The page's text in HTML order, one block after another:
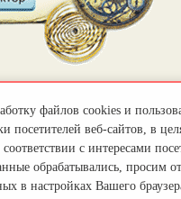
файлов cookies и
посетителей веб-сайтов, в
с интересами
обрабатывались, просим
в настройках Вашего